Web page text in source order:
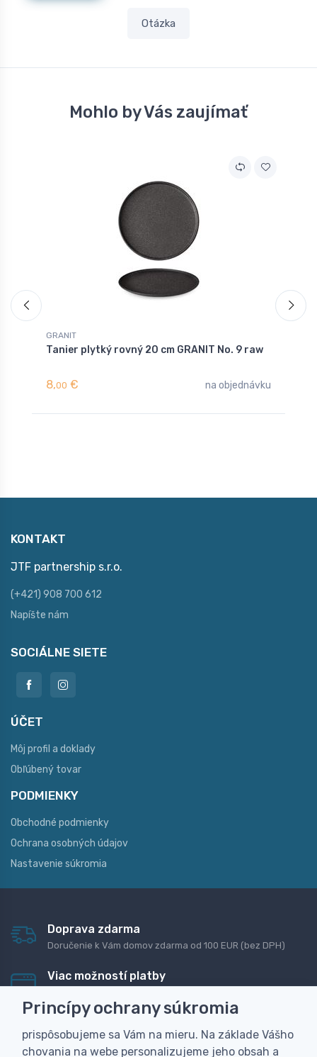
Otázka
Mohlo by Vás zaujímať
GRANIT
Tanier plytký rovný 20 cm GRANIT No. 9 raw
8,00 € na objednávku
KONTAKT
JTF partnership s.r.o.
(+421) 908 700 612
Napíšte nám
SOCIÁLNE SIETE
ÚČET
Môj profil a doklady
Obľúbený tovar
PODMIENKY
Obchodné podmienky
Ochrana osobných údajov
Nastavenie súkromia
Doprava zdarma
Doručenie k Vám domov zdarma od 100 EUR (bez DPH)
Viac možností platby
dobierku
Personalizácia
Vyrobíme Vám vlastný originálny darček
Princípy ochrany súkromia
prispôsobujeme sa Vám na mieru. Na základe Vášho
chovania na webe personalizujeme jeho obsah a